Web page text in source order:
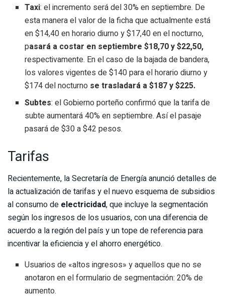
Taxi: el incremento será del 30% en septiembre. De
esta manera el valor de la ficha que actualmente está
en $14,40 en horario diurno y $17,40 en el nocturno,
pasará a costar en septiembre $18,70 y $22,50,
respectivamente. En el caso de la bajada de bandera,
los valores vigentes de $140 para el horario diurno y
$174 del nocturno se trasladará a $187 y $225.
Subtes: el Gobierno porteño confirmó que la tarifa de
subte aumentará 40% en septiembre. Así el pasaje
pasará de $30 a $42 pesos.
Tarifas
Recientemente, la Secretaría de Energía anunció detalles de
la actualización de tarifas y el nuevo esquema de subsidios
al consumo de electricidad, que incluye la segmentación
según los ingresos de los usuarios, con una diferencia de
acuerdo a la región del país y un tope de referencia para
incentivar la eficiencia y el ahorro energético.
Usuarios de «altos ingresos» y aquellos que no se
anotaron en el formulario de segmentación: 20% de
aumento.